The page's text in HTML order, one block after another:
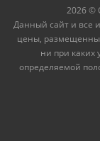
2026 ©
Данный сайт и все
цены,
ни при каких
определяемой